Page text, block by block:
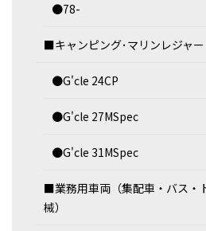
●78-
■キャンピング･マリンレジャー
●G'cle 24CP
●G'cle 27MSpec
●G'cle 31MSpec
■業務用車両（集配車・バス・
械）